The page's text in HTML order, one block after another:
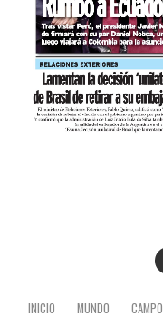
INICIO MUNDO CAMPO